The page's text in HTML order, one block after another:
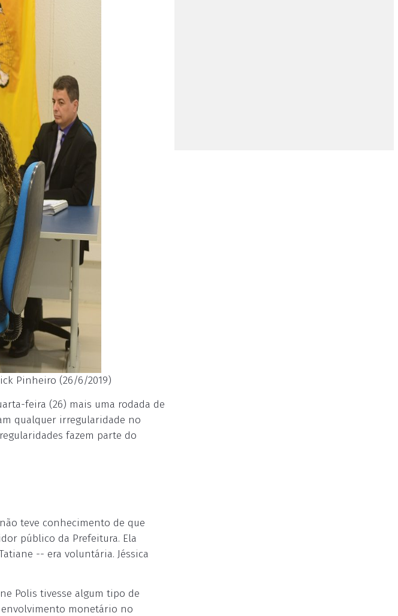
Pinheiro (26/6/2019)
feira (26) mais uma rodada de
qualquer irregularidade no
fazem parte do
teve conhecimento de que
público da Prefeitura. Ela
-- era voluntária. Jéssica
Polis tivesse algum tipo de
envolvimento monetário no